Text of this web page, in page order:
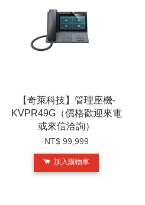
【奇萊科技】管理座機-
KVPR49G（價格歡迎來電
或來信洽詢）
NT$ 99,999
加入購物車